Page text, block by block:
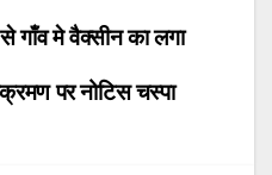
गाँव मे वैक्सीन का लगा
पर नोटिस चस्पा